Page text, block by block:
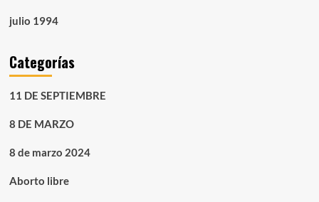
julio 1994
Categorías
11 DE SEPTIEMBRE
8 DE MARZO
8 de marzo 2024
Aborto libre